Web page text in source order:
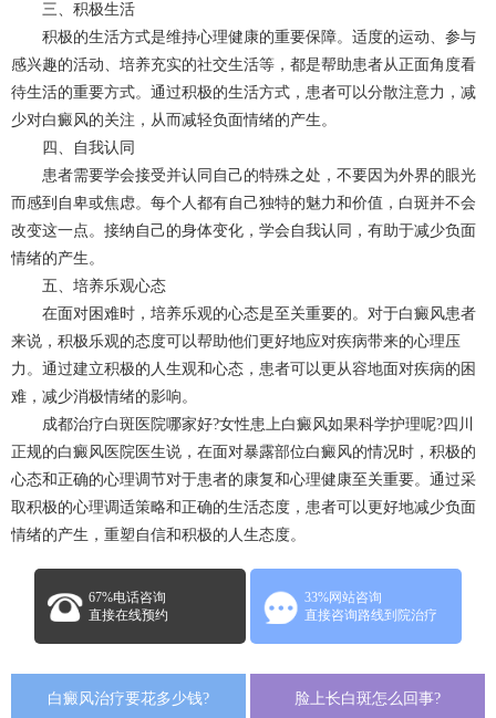
三、积极生活
积极的生活方式是维持心理健康的重要保障。适度的运动、参与
感兴趣的活动、培养充实的社交生活等，都是帮助患者从正面角度看
待生活的重要方式。通过积极的生活方式，患者可以分散注意力，减
少对白癜风的关注，从而减轻负面情绪的产生。
四、自我认同
患者需要学会接受并认同自己的特殊之处，不要因为外界的眼光
而感到自卑或焦虑。每个人都有自己独特的魅力和价值，白斑并不会
改变这一点。接纳自己的身体变化，学会自我认同，有助于减少负面
情绪的产生。
五、培养乐观心态
在面对困难时，培养乐观的心态是至关重要的。对于白癜风患者
来说，积极乐观的态度可以帮助他们更好地应对疾病带来的心理压
力。通过建立积极的人生观和心态，患者可以更从容地面对疾病的困
难，减少消极情绪的影响。
成都治疗白斑医院哪家好?女性患上白癜风如果科学护理呢?四川
正规的白癜风医院医生说，在面对暴露部位白癜风的情况时，积极的
心态和正确的心理调节对于患者的康复和心理健康至关重要。通过采
取积极的心理调适策略和正确的生活态度，患者可以更好地减少负面
情绪的产生，重塑自信和积极的人生态度。
67%电话咨询
直接在线预约
33%网站咨询
直接咨询路线到院治疗
白癜风治疗要花多少钱? 脸上长白斑怎么回事?